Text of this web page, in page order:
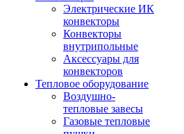
Электрические ИК
конвекторы
Конвекторы
внутрипольные
Аксессуары для
конвекторов
Тепловое оборудование
Воздушно-
тепловые завесы
Газовые тепловые